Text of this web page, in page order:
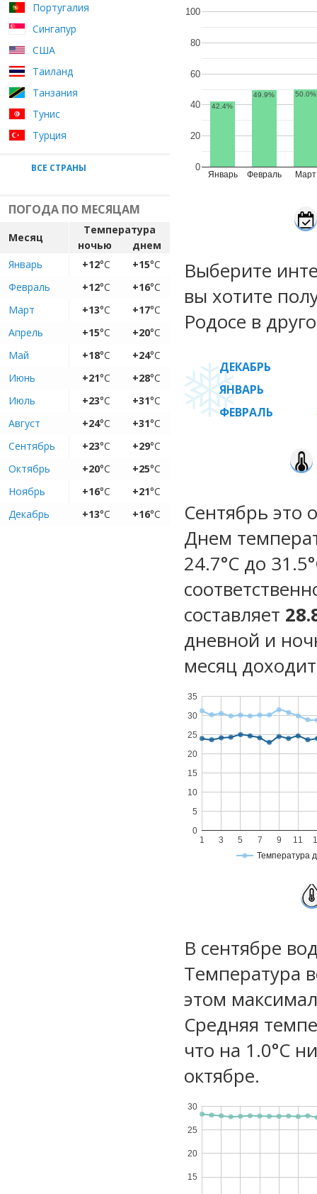
Португалия
Сингапур
США
Таиланд
Танзания
Тунис
Турция
ВСЕ СТРАНЫ
ПОГОДА ПО МЕСЯЦАМ
Месяц
Температура
ночью
днем
Январь
+12°C +15°C
Февраль
+12°C +16°C
Март
+13°C +17°C
Апрель
+15°C +20°C
Май
+18°C +24°C
Июнь
+21°C +28°C
Июль
+23°C +31°C
Август
+24°C +31°C
Сентябрь
+23°C +29°C
Октябрь
+20°C +25°C
Ноябрь
+16°C +21°C
Декабрь
+13°C +16°C
Январь Февраль Март
0
20
40
60
80
100
42.4%
49.9% 50.0%
Выберите
вы хотите
Родосе в
ДЕКАБРЬ
ЯНВАРЬ
ФЕВРАЛЬ
Сентябрь это
Днем
24.7°C до
составляет
дневной и
месяц
Температура
1 3 5 7 9 11
0
5
10
15
20
25
30
35
В сентябре
Температура
этом
Средняя
что на 1.0°C
октябре.
15
20
25
30